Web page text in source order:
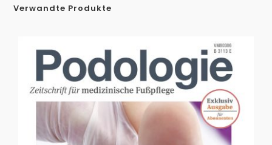
Verwandte Produkte